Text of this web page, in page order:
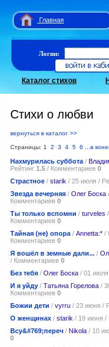
Главная
Логин:
Каталог стихов
Стихи о любви
вернуться в каталог >>
Страницы: 1 2 3 4 5 6 в
Нахмурилась суббота /
Рейтинг 1.5 / Комментариев 0
Страстное / starik / 25 июля /
Звезда вечерняя / Олег Боска
Комментариев 0
Ты только вспомни / turveles
Комментариев 0
Тайная (не) опора / Annetta:* /
Комментариев 0
Я вошёл в земные дали... /
/ Комментариев 0
Без тебя / Олег Боска / 01
И я уйду / Татьяна Горелова /
Комментариев 0
Божии дети / vyrru / 23 июня /
О женщинах / starik / 19 июня /
Всу&#769;переч / Nikola / 10
0